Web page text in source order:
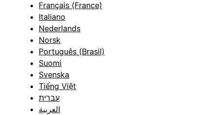
Français (France)
Italiano
Nederlands
Norsk
Português (Brasil)
Suomi
Svenska
Tiếng Việt
עברית
العربية